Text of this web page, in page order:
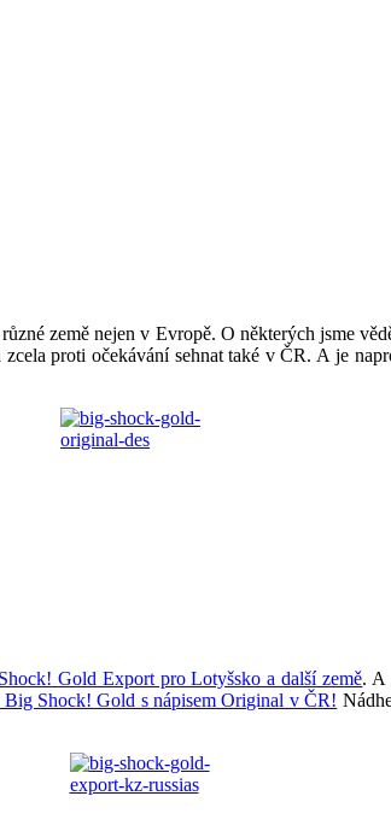
země nejen v Evropě. O některých jsme
proti očekávání sehnat také v ČR. A je
Gold Export pro Lotyšsko a další země. A
Shock! Gold s nápisem Original v ČR!